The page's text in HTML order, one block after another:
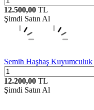
12.500,00 TL
Şimdi Satın Al
Semih Haşhaş Kuyumculuk
12.200,00 TL
Şimdi Satın Al